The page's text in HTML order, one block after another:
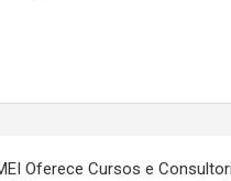
Oferece Cursos e